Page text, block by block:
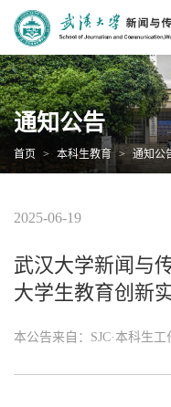
通知公告
首页 > 本科生教育 > 通知公
2025-06-19
武汉大学新闻与
大学生教育创新
本公告来自：SJC·本科生工